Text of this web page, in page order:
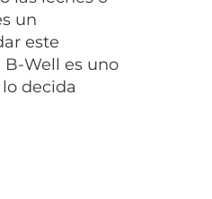
un
este
Well es uno
decida